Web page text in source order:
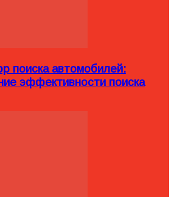
поиска автомобилей:
эффективности поиска